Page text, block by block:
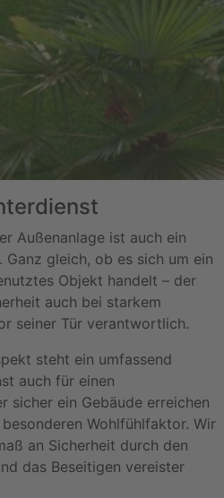
Außenanlage ist auch ein
gleich, ob es sich um ein
Objekt handelt – der
auch bei starkem
seiner Tür verantwortlich.
steht ein umfassend
auch für einen
sicher ein Gebäude erreichen
Wohlfühlfaktor. Wir
an Sicherheit durch den
das Beseitigen vereister